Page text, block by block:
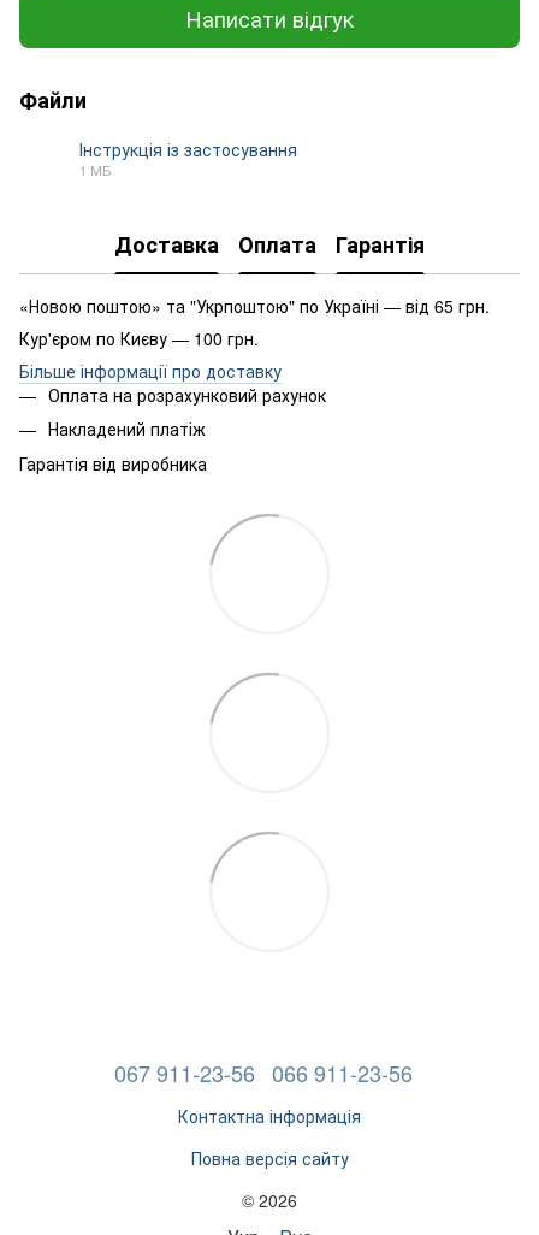
Написати відгук
Файли
Інструкція із застосування
1 МБ
Доставка Оплата Гарантія
«Новою поштою» та "Укрпоштою" по Україні — від 65 грн.
Кур'єром по Києву — 100 грн.
Більше інформації про доставку
Оплата на розрахунковий рахунок
Накладений платіж
Гарантія від виробника
067 911-23-56 066 911-23-56
Контактна інформація
Повна версія сайту
© 2026